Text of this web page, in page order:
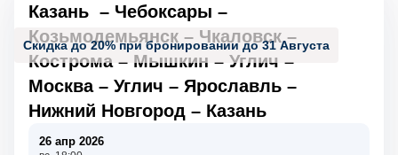
Скидка до 20% при бронировании до 31 Августа
Казань – Чебоксары –
Козьмодемьянск – Чкаловск–
Кострома– Мышкин – Углич –
Москва– Углич – Ярославль –
Нижний Новгород – Казань
26 апр 2026